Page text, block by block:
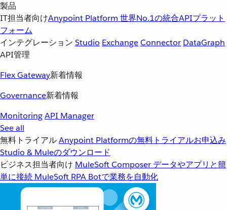
製品
IT担当者向けAnypoint Platform 世界No.1の統合APIプラット
フォーム
インテグレーション Studio ExchangeConnector DataGraph
API管理
Flex Gateway新着情報
Governance新着情報
MonitoringAPI Manager
See all
無料トライアルAnypoint Platformの無料トライアルお申込み
Studio & Muleのダウンロード
ビジネス担当者向け MuleSoft Composer データやアプリと簡
単に接続 MuleSoft RPA Botで業務を自動化